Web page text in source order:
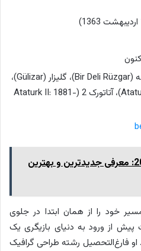
یک روزگار دیوانه (Bir Deli Rüzgar)، گلیزار (Gülizar)،
آتاتورک 1 (Ataturk I 1881-1919)، آتاتورک 2 (Ataturk II: 1881-
50 فیلم برتر نتفلیکس 2024: معرفی جدیدترین و بهترین
خود را از همان ابتدا در جلوی
پیش از ورود به دنیای بازیگری یک
فارغ‌التحصیل رشته طراحی گرافیک